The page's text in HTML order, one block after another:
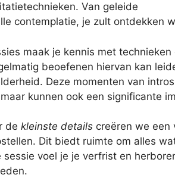
Van geleide
contemplatie, je zult ontdekken
maak je kennis met
beoefenen hiervan kan
Deze momenten van
kunnen ook een significante
de kleinste details creëren we een
Dit biedt ruimte om alles
sessie voel je je verfrist en